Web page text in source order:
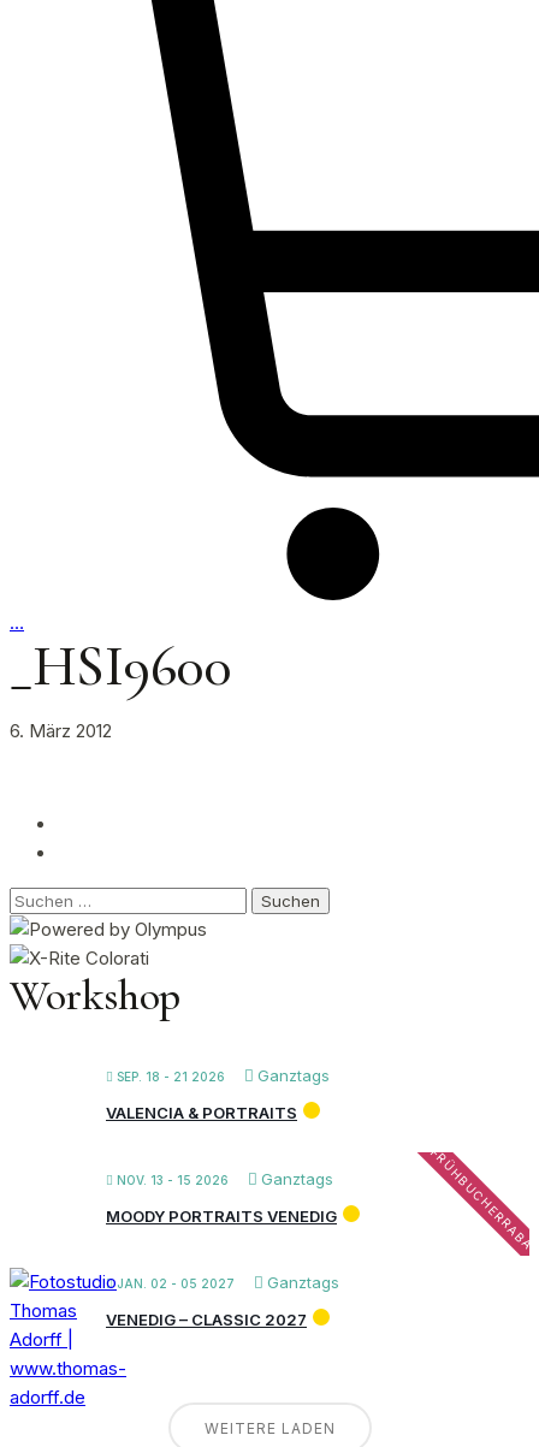
…
_HSI9600
6. März 2012
Suchen
nach:
Workshop
SEP. 18 - 21 2026
Ganztags
VALENCIA & PORTRAITS
NOV. 13 - 15 2026 Ganztags
MOODY PORTRAITS VENEDIG
JAN. 02 - 05 2027
Ganztags
VENEDIG – CLASSIC 2027
WEITERE LADEN